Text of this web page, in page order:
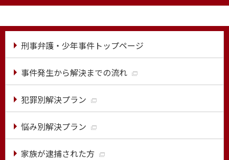
刑事弁護・少年事件トップページ
事件発生から解決までの流れ
犯罪別解決プラン
悩み別解決プラン
家族が逮捕された方